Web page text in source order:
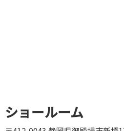
ショールーム